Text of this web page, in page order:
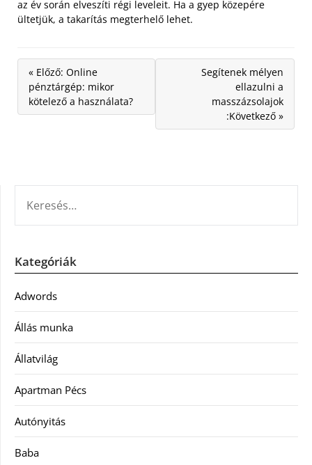
az év során elveszíti régi leveleit. Ha a gyep közepére
ültetjük, a takarítás megterhelő lehet.
« Előző: Online
pénztárgép: mikor
kötelező a használata?
Segítenek mélyen
ellazulni a
masszázsolajok
:Következő »
Kategóriák
Adwords
Állás munka
Állatvilág
Apartman Pécs
Autónyitás
Baba